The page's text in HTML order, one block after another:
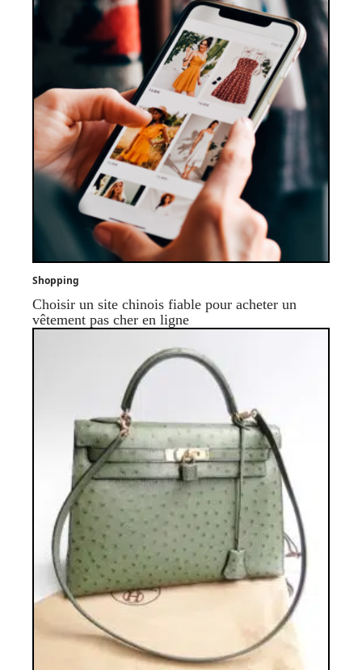
Shopping
Choisir un site chinois fiable pour acheter un
vêtement pas cher en ligne